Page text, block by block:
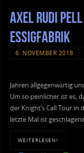
Axel Rudi Pell
Essigfabrik
6. NOVEMBER 2018
Jahren allgegenwärtig
Um so peinlicher ist es,
der Knight’s Call Tour in
letzte Mal ist
WEITERLESEN!